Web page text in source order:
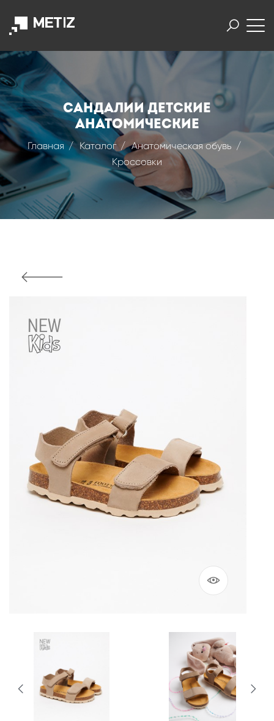
Сандалии детские
анатомические
Главная Каталог
Анатомическая обувь
Кроссовки